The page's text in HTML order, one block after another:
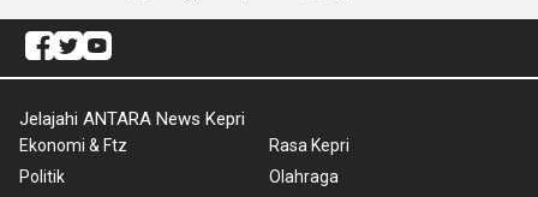
Jelajahi ANTARA News Kepri
Ekonomi & Ftz
Politik
Rasa Kepri
Olahraga